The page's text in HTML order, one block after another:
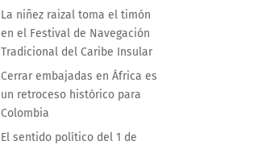
La niñez raizal toma el timón
en el Festival de Navegación
Tradicional del Caribe Insular
Cerrar embajadas en África es
un retroceso histórico para
Colombia
El sentido político del 1 de